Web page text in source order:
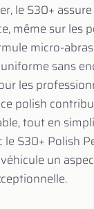
le S30+
même sur les
micro-
sans
les
polish
tout en
le S30+ Polish
un